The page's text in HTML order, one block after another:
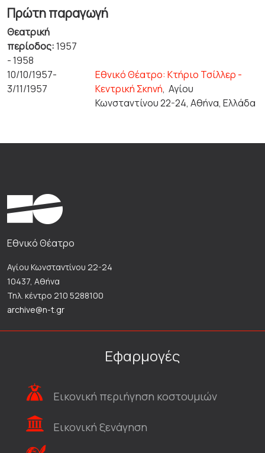
Πρώτη παραγωγή
Θεατρική
περίοδος:1957
- 1958
10/10/1957-
3/11/1957
Εθνικό Θέατρο: Κτήριο Τσίλλερ -
Κεντρική Σκηνή,Αγίου
Κωνσταντίνου 22-24, Αθήνα, Ελλάδα
Εθνικό Θέατρο
Αγίου Κωνσταντίνου 22-24
10437, Αθήνα
Τηλ. κέντρο 210 5288100
archive@n-t.gr
Εφαρμογές
Εικονική περιήγηση κοστουμιών
Εικονική ξενάγηση